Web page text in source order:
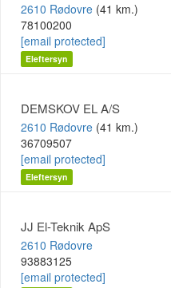
2610 Rødovre (41 km.)
78100200
[email protected]
Eleftersyn
DEMSKOV EL A/S
2610 Rødovre (41 km.)
36709507
[email protected]
Eleftersyn
JJ El-Teknik ApS
2610 Rødovre
93883125
[email protected]